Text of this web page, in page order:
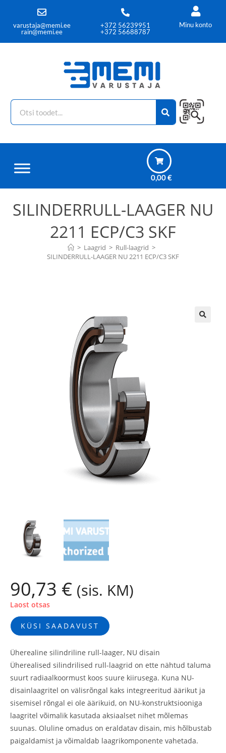
varustaja@memi.ee
rain@memi.ee
+372 56239951
+372 56688787
Minu konto
0,00€
SILINDERRULL-LAAGER NU
2211 ECP/C3 SKF
> Laagrid > Rull-laagrid >
SILINDERRULL-LAAGER NU 2211 ECP/C3 SKF
90,73 € (sis. KM)
Laost otsas
KÜSI SAADAVUST
Üherealine silindriline rull-laager, NU disain
Üherealised silindrilised rull-laagrid on ette nähtud taluma
suurt radiaalkoormust koos suure kiirusega. Kuna NU-
disainlaagritel on välisrõngal kaks integreeritud äärikut ja
sisemisel rõngal ei ole äärikuid, on NU-konstruktsiooniga
laagritel võimalik kasutada aksiaalset nihet mõlemas
suunas. Oluline omadus on eraldatav disain, mis hõlbustab
paigaldamist ja võimaldab laagrikomponente vahetada.